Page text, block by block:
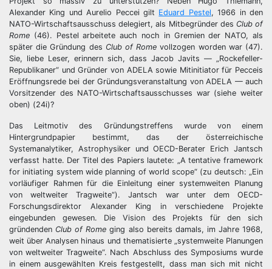
Alexander King und Aurelio Peccei gilt Eduard Pestel, 1966 in den
NATO-Wirtschaftsausschuss delegiert, als Mitbegründer des Club of
Rome (46). Pestel arbeitete auch noch in Gremien der NATO, als
später die Gründung des Club of Rome vollzogen worden war (47).
Sie, liebe Leser, erinnern sich, dass Jacob Javits — „Rockefeller-
Republikaner“ und Gründer von ADELA sowie Mitinitiator für Pecceis
Eröffnungsrede bei der Gründungsveranstaltung von ADELA — auch
Vorsitzender des NATO-Wirtschaftsausschusses war (siehe weiter
oben) (24i)?
Das Leitmotiv des Gründungstreffens wurde von einem
Hintergrundpapier bestimmt, das der österreichische
Systemanalytiker, Astrophysiker und OECD-Berater Erich Jantsch
verfasst hatte. Der Titel des Papiers lautete: „A tentative framework
for initiating system wide planning of world scope“ (zu deutsch: „Ein
vorläufiger Rahmen für die Einleitung einer systemweiten Planung
von weltweiter Tragweite“). Jantsch war unter dem OECD-
Forschungsdirektor Alexander King in verschiedene Projekte
eingebunden gewesen. Die Vision des Projekts für den sich
gründenden Club of Rome ging also bereits damals, im Jahre 1968,
weit über Analysen hinaus und thematisierte „systemweite Planungen
von weltweiter Tragweite“. Nach Abschluss des Symposiums wurde
in einem ausgewählten Kreis festgestellt, dass man sich mit nicht